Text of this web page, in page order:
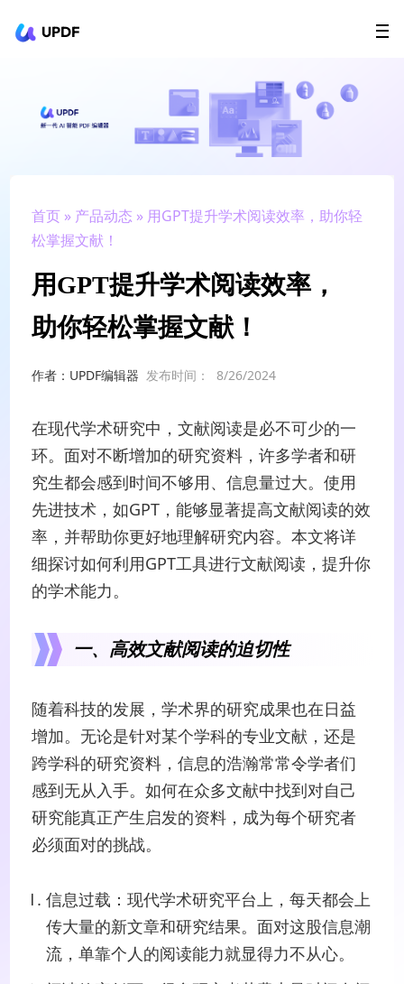
UPDF
AI Agents
政企采购
升级会员
首页 » 产品动态 » 用GPT提升学术阅读效率，助你轻
松掌握文献！
用GPT提升学术阅读效率，
助你轻松掌握文献！
作者：UPDF编辑器 发布时间： 8/26/2024
在现代学术研究中，文献阅读是必不可少的一
环。面对不断增加的研究资料，许多学者和研
究生都会感到时间不够用、信息量过大。使用
先进技术，如GPT，能够显著提高文献阅读的效
率，并帮助你更好地理解研究内容。本文将详
细探讨如何利用GPT工具进行文献阅读，提升你
的学术能力。
一、高效文献阅读的迫切性
随着科技的发展，学术界的研究成果也在日益
增加。无论是针对某个学科的专业文献，还是
跨学科的研究资料，信息的浩瀚常常令学者们
感到无从入手。如何在众多文献中找到对自己
研究能真正产生启发的资料，成为每个研究者
必须面对的挑战。
信息过载：现代学术研究平台上，每天都会上
传大量的新文章和研究结果。面对这股信息潮
流，单靠个人的阅读能力就显得力不从心。